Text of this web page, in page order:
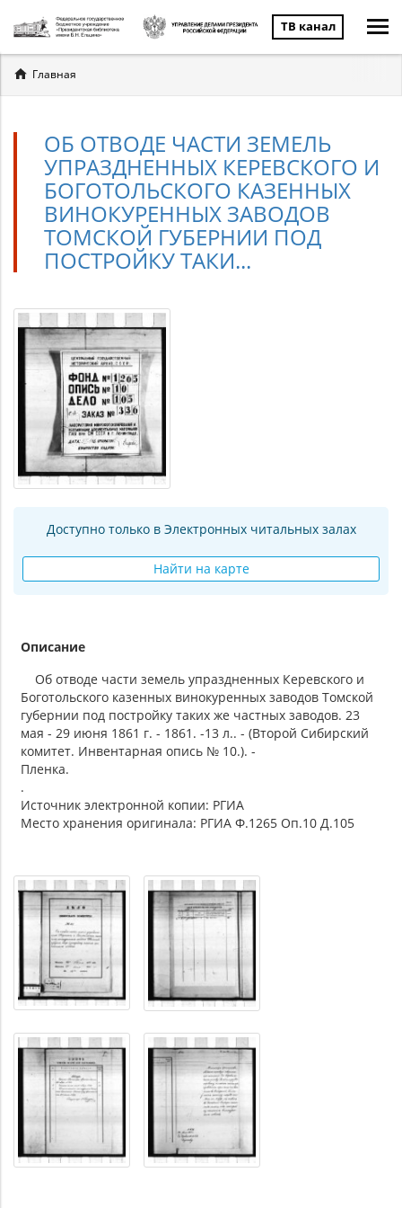
ТВ канал
Вы
здесь
Главная
ОБ ОТВОДЕ ЧАСТИ ЗЕМЕЛЬ
УПРАЗДНЕННЫХ КЕРЕВСКОГО И
БОГОТОЛЬСКОГО КАЗЕННЫХ
ВИНОКУРЕННЫХ ЗАВОДОВ
ТОМСКОЙ ГУБЕРНИИ ПОД
ПОСТРОЙКУ ТАКИ...
Доступно только в Электронных читальных залах
Найти на карте
Описание
Об отводе части земель упраздненных Керевского и
Боготольского казенных винокуренных заводов Томской
губернии под постройку таких же частных заводов. 23
мая - 29 июня 1861 г. - 1861. -13 л.. - (Второй Сибирский
комитет. Инвентарная опись № 10.). -
Пленка.
.
Источник электронной копии: РГИА
Место хранения оригинала: РГИА Ф.1265 Оп.10 Д.105